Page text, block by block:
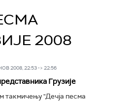
2008
2008, 22:53 -> 22:56
Грузије
такмичењу "Дечја песма